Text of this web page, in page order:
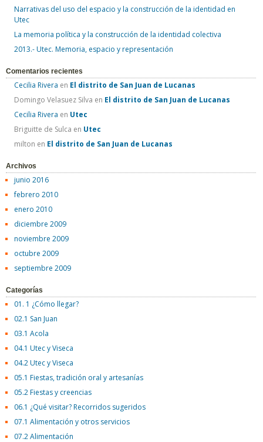
Narrativas del uso del espacio y la construcción de la identidad en
Utec
La memoria política y la construcción de la identidad colectiva
2013.- Utec. Memoria, espacio y representación
Comentarios recientes
Cecilia Rivera en El distrito de San Juan de Lucanas
Domingo Velasuez Silva en El distrito de San Juan de Lucanas
Cecilia Rivera en Utec
Briguitte de Sulca en Utec
milton en El distrito de San Juan de Lucanas
Archivos
junio 2016
febrero 2010
enero 2010
diciembre 2009
noviembre 2009
octubre 2009
septiembre 2009
Categorías
01. 1 ¿Cómo llegar?
02.1 San Juan
03.1 Acola
04.1 Utec y Viseca
04.2 Utec y Viseca
05.1 Fiestas, tradición oral y artesanías
05.2 Fiestas y creencias
06.1 ¿Qué visitar? Recorridos sugeridos
07.1 Alimentación y otros servicios
07.2 Alimentación